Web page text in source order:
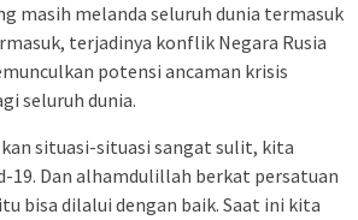
masih melanda seluruh dunia termasuk
terjadinya konflik Negara Rusia
potensi ancaman krisis
seluruh dunia.
situasi-situasi sangat sulit, kita
19. Dan alhamdulillah berkat persatuan
bisa dilalui dengan baik. Saat ini kita